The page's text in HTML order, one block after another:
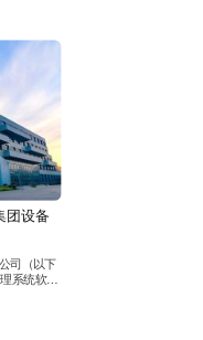
负责人、
核心成员
团设备
司（以下
系统软
豪迈集
备科科长